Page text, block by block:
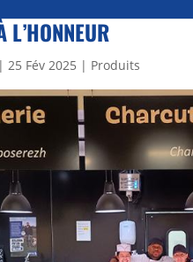
L’HONNEUR
| 25 Fév 2025 | Produits